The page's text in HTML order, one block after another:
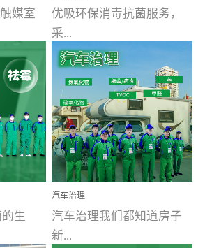
媒室
工业
多姿
活情
醛为
优吸环保消毒抗菌服务，
采...
用行业公认奥维牌消毒
液，具备杀死人体冠状病
毒的功效，杀菌率
99.99%。相对于传统消毒
液来说，无...
生
汽车治理
汽车治理我们都知道房子
新...